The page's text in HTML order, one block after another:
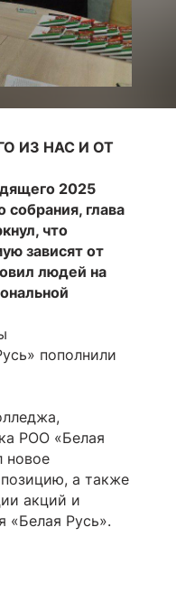
ИЗ НАС И ОТ
2025
собрания, глава
что
зависят от
людей на
пополнили
РОО «Белая
новое
а также
акций и
«Белая Русь».